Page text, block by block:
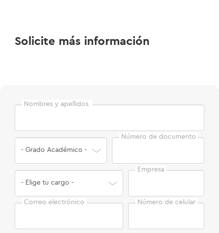
Solicite más información
Nombres y apellidos.
Número de documento
Empresa
Correo electrónico Número de celular